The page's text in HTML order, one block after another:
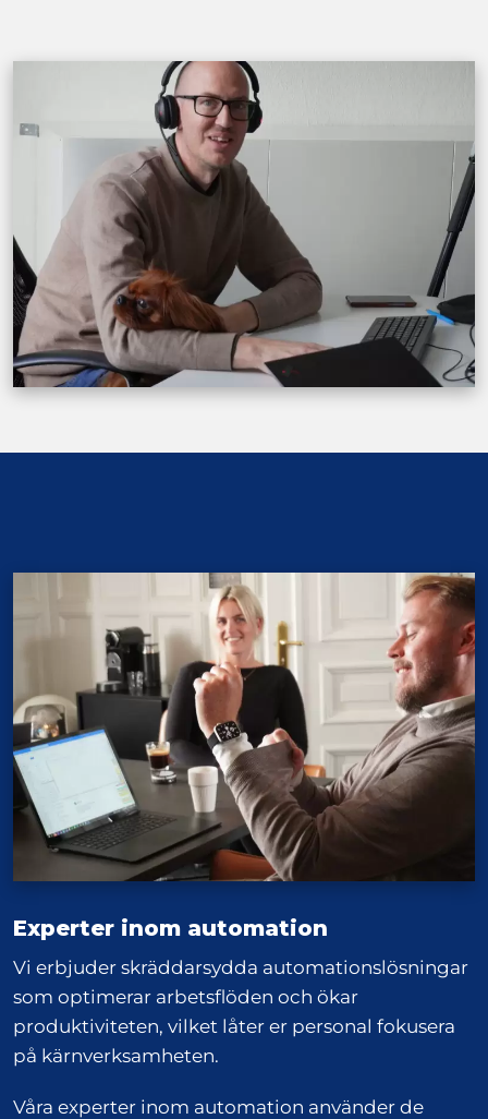
Experter inom automation
Vi erbjuder skräddarsydda automationslösningar
som optimerar arbetsflöden och ökar
produktiviteten, vilket låter er personal fokusera
på kärnverksamheten.
Våra experter inom automation använder de